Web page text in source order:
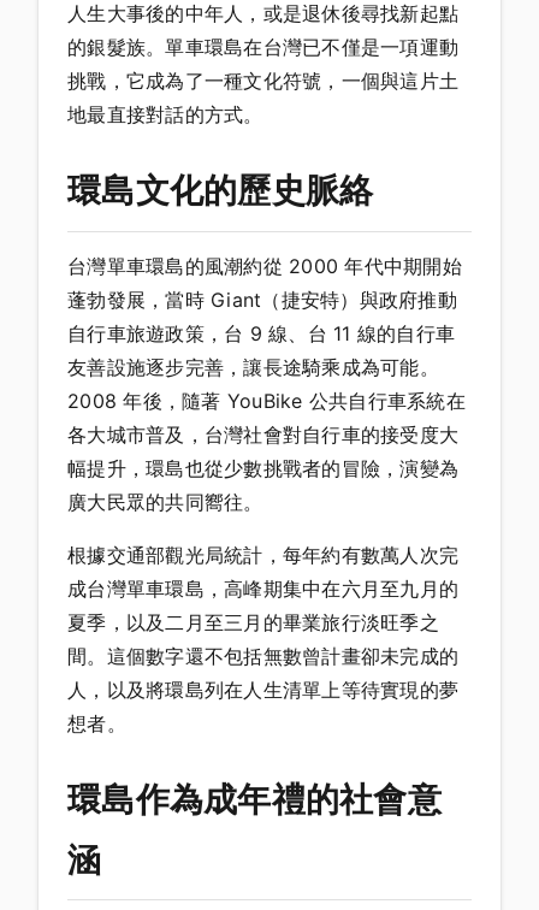
人生大事後的中年人，或是退休後尋找新起點
的銀髮族。單車環島在台灣已不僅是一項運動
挑戰，它成為了一種文化符號，一個與這片土
地最直接對話的方式。
環島文化的歷史脈絡
台灣單車環島的風潮約從 2000 年代中期開始
蓬勃發展，當時 Giant（捷安特）與政府推動
自行車旅遊政策，台 9 線、台 11 線的自行車
友善設施逐步完善，讓長途騎乘成為可能。
2008 年後，隨著 YouBike 公共自行車系統在
各大城市普及，台灣社會對自行車的接受度大
幅提升，環島也從少數挑戰者的冒險，演變為
廣大民眾的共同嚮往。
根據交通部觀光局統計，每年約有數萬人次完
成台灣單車環島，高峰期集中在六月至九月的
夏季，以及二月至三月的畢業旅行淡旺季之
間。這個數字還不包括無數曾計畫卻未完成的
人，以及將環島列在人生清單上等待實現的夢
想者。
環島作為成年禮的社會意
涵